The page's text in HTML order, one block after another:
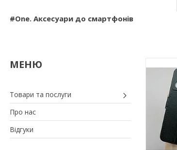
#One. Аксесуари до смартфонів
Товари та послуги
Про нас
Відгуки